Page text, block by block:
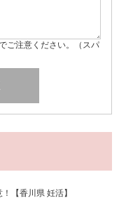
ご注意ください。（スパ
【香川県 妊活】